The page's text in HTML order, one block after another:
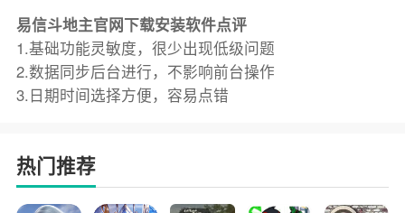
易信斗地主官网下载安装软件点评
1.基础功能灵敏度，很少出现低级问题
2.数据同步后台进行，不影响前台操作
3.日期时间选择方便，容易点错
热门推荐